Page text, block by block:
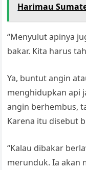
Harimau
“Menyulut apinya
bakar. Kita harus
Ya, buntut angin
menghidupkan api
angin berhembus,
Karena itu disebut
“Kalau dibakar
merunduk. Ia akan